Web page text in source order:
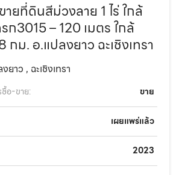
ยที่ดินสีม่วงลาย 1 ไร่ ใกล้
ก3015 – 120 เมตร ใกล้
กม. อ.แปลงยาว ฉะเชิงเทรา
ยาว , ฉะเชิงเทรา
ซื้อ-ขาย: ขาย
เผยแพร่แล้ว
2023